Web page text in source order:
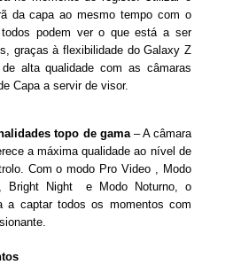
da capa ao mesmo tempo com o
todos podem ver o que está a ser
graças à flexibilidade do Galaxy Z
alta qualidade com as câmaras
Capa a servir de visor.
topo de gama– A câmara
a máxima qualidade ao nível de
Com o modo Pro Video , Modo
Bright Night e Modo Noturno, o
a captar todos os momentos com